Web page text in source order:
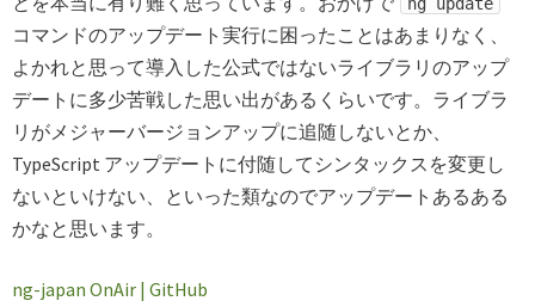
コマンドのアップデート実行に困ったことはあまりなく、
よかれと思って導入した公式ではないライブラリのアップ
デートに多少苦戦した思い出があるくらいです。ライブラ
リがメジャーバージョンアップに追随しないとか、
TypeScript アップデートに付随してシンタックスを変更し
ないといけない、といった類なのでアップデートあるある
かなと思います。
ng-japan OnAir | GitHub